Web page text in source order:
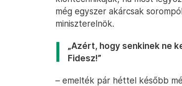
még egyszer akárcsak
miniszterelnök.
„Azért, hogy senkinek ne
Fidesz!”
– emelték pár héttel később